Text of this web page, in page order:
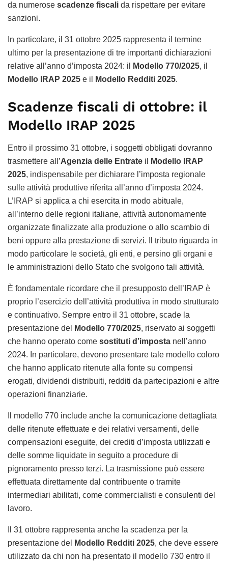
da numerose scadenze fiscali da rispettare per evitare
sanzioni.
In particolare, il 31 ottobre 2025 rappresenta il termine
ultimo per la presentazione di tre importanti dichiarazioni
relative all’anno d’imposta 2024: il
Modello 770/2025, il
Modello IRAP 2025 e il Modello Redditi 2025.
Scadenze fiscali di ottobre: il
Modello IRAP 2025
Entro il prossimo 31 ottobre, i soggetti obbligati dovranno
trasmettere all’Agenzia delle Entrate il
Modello IRAP
2025, indispensabile per dichiarare l’imposta regionale
sulle attività produttive riferita all’anno d’imposta 2024.
L’IRAP si applica a chi esercita in modo abituale,
all’interno delle regioni italiane, attività autonomamente
organizzate finalizzate alla produzione o allo scambio di
beni oppure alla prestazione di servizi. Il tributo riguarda in
modo particolare le società, gli enti, e persino gli organi e
le amministrazioni dello Stato che svolgono tali attività.
È fondamentale ricordare che il presupposto dell’IRAP è
proprio l’esercizio dell’attività produttiva in modo strutturato
e continuativo. Sempre entro il 31 ottobre, scade la
presentazione del
Modello 770/2025, riservato ai soggetti
che hanno operato come sostituti d’imposta nell’anno
2024. In particolare, devono presentare tale modello coloro
che hanno applicato ritenute alla fonte su compensi
erogati, dividendi distribuiti, redditi da partecipazioni e altre
operazioni finanziarie.
Il modello 770 include anche la comunicazione dettagliata
delle ritenute effettuate e dei relativi versamenti, delle
compensazioni eseguite, dei crediti d’imposta utilizzati e
delle somme liquidate in seguito a procedure di
pignoramento presso terzi. La trasmissione può essere
effettuata direttamente dal contribuente o tramite
intermediari abilitati, come commercialisti e consulenti del
lavoro.
Il 31 ottobre rappresenta anche la scadenza per la
presentazione del
Modello Redditi 2025, che deve essere
utilizzato da chi non ha presentato il modello 730 entro il